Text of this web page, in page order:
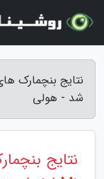
شد - هولی
نتایج